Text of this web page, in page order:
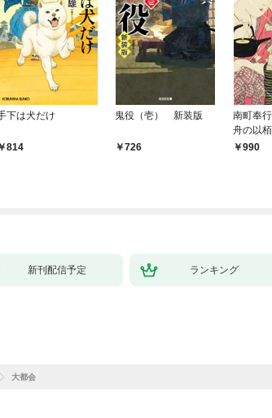
下は犬だけ
814
鬼役（壱） 新装版
726
南町奉
舟の以栢
990
新刊配信予定 ランキング
大都会